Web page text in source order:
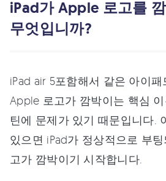
iPad가 Apple 로고를
무엇입니까?
iPad air 5포함해서 같은 아이
Apple 로고가 깜박이는 핵심
틴에 문제가 있기 때문입니다.
있으면 iPad가 정상적으로 부
고가 깜박이기 시작합니다.